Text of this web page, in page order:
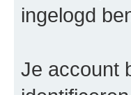
ingelogd
Je account